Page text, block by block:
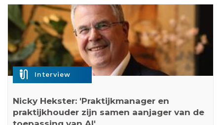
mic_external_on Interview
Nicky Hekster: 'Praktijkmanager en
praktijkhouder zijn samen aanjager van de